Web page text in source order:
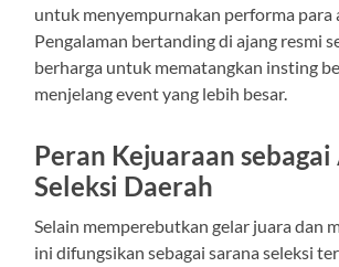
untuk menyempurnakan performa para
Pengalaman bertanding di ajang resmi
berharga untuk mematangkan insting
menjelang event yang lebih besar.
Peran Kejuaraan sebagai
Seleksi Daerah
Selain memperebutkan gelar juara dan
ini difungsikan sebagai sarana seleksi